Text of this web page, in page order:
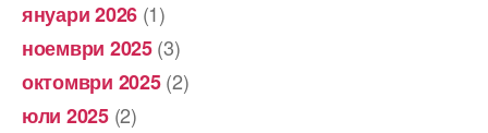
януари 2026 (1)
ноември 2025(3)
октомври 2025(2)
юли 2025(2)